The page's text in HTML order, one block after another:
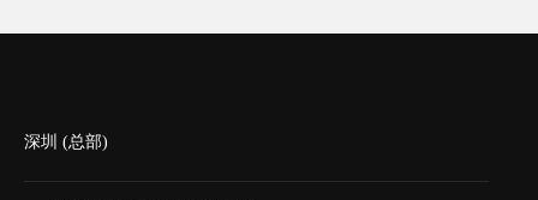
深圳 (总部)